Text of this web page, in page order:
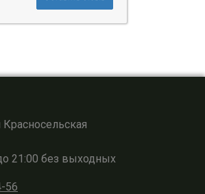
21:00 без выходных
56